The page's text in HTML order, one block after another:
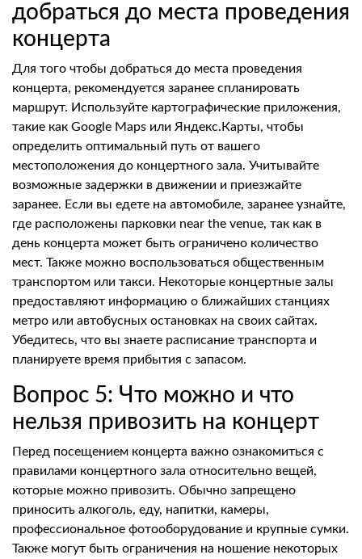
добраться до места проведения
концерта
Для того чтобы добраться до места проведения
концерта, рекомендуется заранее спланировать
маршрут. Используйте картографические приложения,
такие как Google Maps или Яндекс.Карты, чтобы
определить оптимальный путь от вашего
местоположения до концертного зала. Учитывайте
возможные задержки в движении и приезжайте
заранее. Если вы едете на автомобиле, заранее узнайте,
где расположены парковки near the venue, так как в
день концерта может быть ограничено количество
мест. Также можно воспользоваться общественным
транспортом или такси. Некоторые концертные залы
предоставляют информацию о ближайших станциях
метро или автобусных остановках на своих сайтах.
Убедитесь, что вы знаете расписание транспорта и
планируете время прибытия с запасом.
Вопрос 5: Что можно и что
нельзя привозить на концерт
Перед посещением концерта важно ознакомиться с
правилами концертного зала относительно вещей,
которые можно привозить. Обычно запрещено
приносить алкоголь, еду, напитки, камеры,
профессиональное фотооборудование и крупные сумки.
Также могут быть ограничения на ношение некоторых